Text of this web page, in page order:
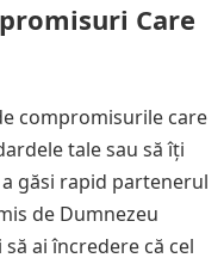
Care
compromisurile care
tale sau să îți
găsi rapid partenerul
de Dumnezeu
ai încredere că cel